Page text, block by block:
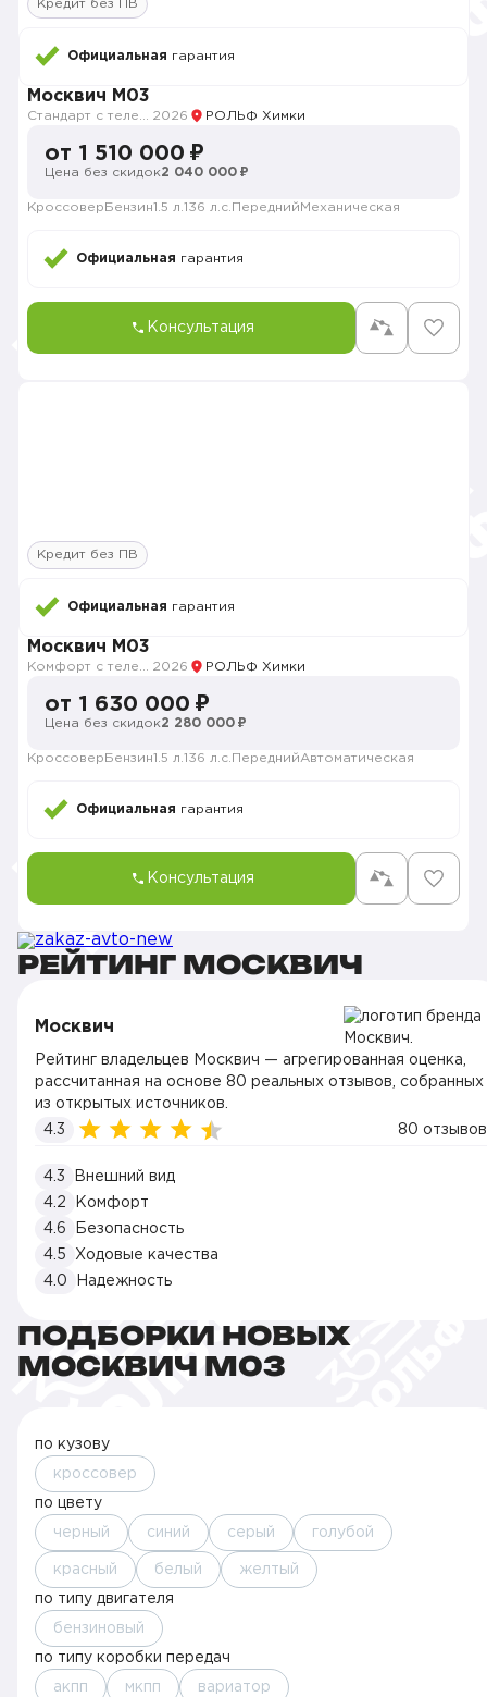
Кредит без ПВ
Официальная гарантия
Москвич M03
2026 РОЛЬФ Химки
от 1 510 000 ₽
Цена без скидок2 040 000 ₽
Кроссовер Бензин1.5 л. 136 л.с. Передний Механическая
Официальная гарантия
Консультация
Кредит без ПВ
Официальная гарантия
Москвич M03
2026 РОЛЬФ Химки
от 1 630 000 ₽
Цена без скидок2 280 000 ₽
Кроссовер Бензин1.5 л. 136 л.с. ПереднийАвтоматическая
Официальная гарантия
Консультация
РЕЙТИНГ МОСКВИЧ
Москвич
Рейтинг владельцев Москвич — агрегированная оценка,
рассчитанная на основе 80 реальных отзывов, собранных
из открытых источников.
4.3
80 отзывов
4.3
Внешний вид
4.2
Комфорт
4.6
Безопасность
4.5
Ходовые качества
4.0
Надежность
ПОДБОРКИ НОВЫХ
МОСКВИЧ M03
по кузову
кроссовер
по цвету
черный синий серый голубой
красный белый желтый
по типу двигателя
бензиновый
по типу коробки передач
акпп мкпп вариатор